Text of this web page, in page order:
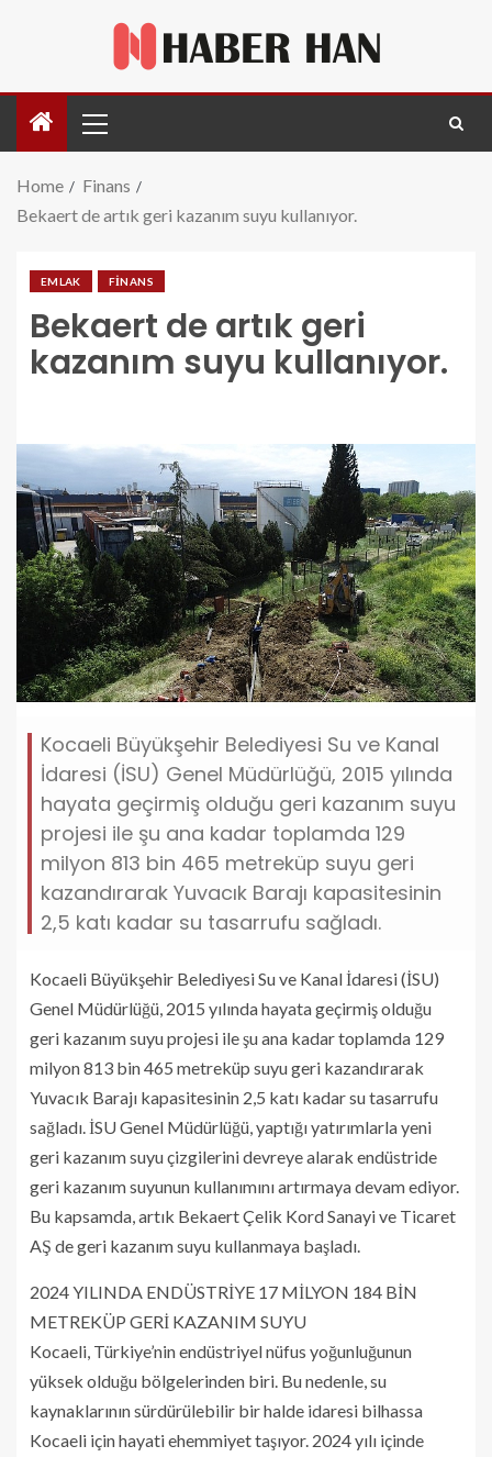
Home
Finans
Bekaert de artık geri kazanım suyu kullanıyor.
EMLAK FINANS
Bekaert de artık geri
kazanım suyu kullanıyor.
Kocaeli Büyükşehir Belediyesi Su ve Kanal
İdaresi (İSU) Genel Müdürlüğü, 2015 yılında
hayata geçirmiş olduğu geri kazanım suyu
projesi ile şu ana kadar toplamda 129
milyon 813 bin 465 metreküp suyu geri
kazandırarak Yuvacık Barajı kapasitesinin
2,5 katı kadar su tasarrufu sağladı.
Kocaeli Büyükşehir Belediyesi Su ve Kanal İdaresi (İSU)
Genel Müdürlüğü, 2015 yılında hayata geçirmiş olduğu
geri kazanım suyu projesi ile şu ana kadar toplamda 129
milyon 813 bin 465 metreküp suyu geri kazandırarak
Yuvacık Barajı kapasitesinin 2,5 katı kadar su tasarrufu
sağladı. İSU Genel Müdürlüğü, yaptığı yatırımlarla yeni
geri kazanım suyu çizgilerini devreye alarak endüstride
geri kazanım suyunun kullanımını artırmaya devam ediyor.
Bu kapsamda, artık Bekaert Çelik Kord Sanayi ve Ticaret
AŞ de geri kazanım suyu kullanmaya başladı.
2024 YILINDA ENDÜSTRİYE 17 MİLYON 184 BİN
METREKÜP GERİ KAZANIM SUYU
Kocaeli, Türkiye’nin endüstriyel nüfus yoğunluğunun
yüksek olduğu bölgelerinden biri. Bu nedenle, su
kaynaklarının sürdürülebilir bir halde idaresi bilhassa
Kocaeli için hayati ehemmiyet taşıyor. 2024 yılı içinde